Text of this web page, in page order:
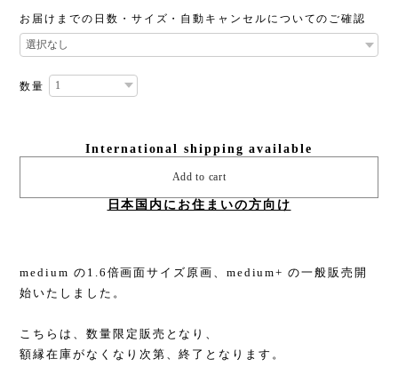
お届けまでの日数・サイズ・自動キャンセルについてのご確認
数量
International shipping available
Add to cart
日本国内にお住まいの方向け
medium の1.6倍画面サイズ原画、medium+ の一般販売開
始いたしました。
こちらは、数量限定販売となり、
額縁在庫がなくなり次第、終了となります。